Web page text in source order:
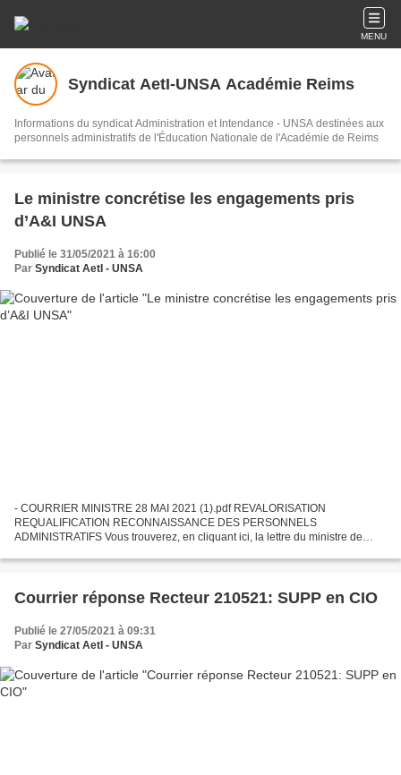
MENU
Syndicat AetI-UNSA Académie Reims
Informations du syndicat Administration et Intendance - UNSA destinées aux
personnels administratifs de l'Éducation Nationale de l'Académie de Reims
Le ministre concrétise les engagements pris
d’A&I UNSA
Publié le 31/05/2021 à 16:00
Par Syndicat AetI - UNSA
- COURRIER MINISTRE 28 MAI 2021 (1).pdf REVALORISATION
REQUALIFICATION RECONNAISSANCE DES PERSONNELS
ADMINISTRATIFS Vous trouverez, en cliquant ici, la lettre du ministre de
déclarations...
Courrier réponse Recteur 210521: SUPP en CIO
Publié le 27/05/2021 à 09:31
Par Syndicat AetI - UNSA